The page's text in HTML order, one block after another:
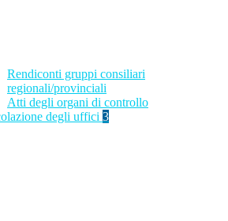
Rendiconti gruppi consiliari
regionali/provinciali
Atti degli organi di controllo
degli uffici 3